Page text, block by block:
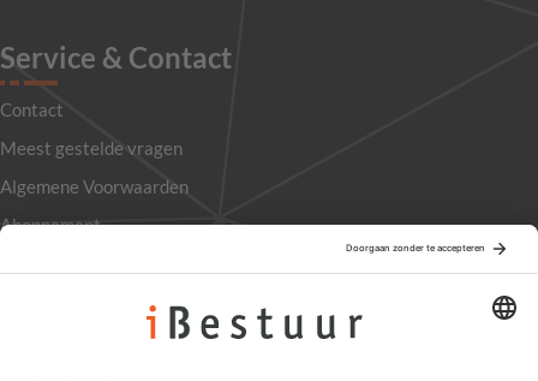
Service & Contact
Contact
Meest gestelde vragen
Algemene Voorwaarden
Abonnement